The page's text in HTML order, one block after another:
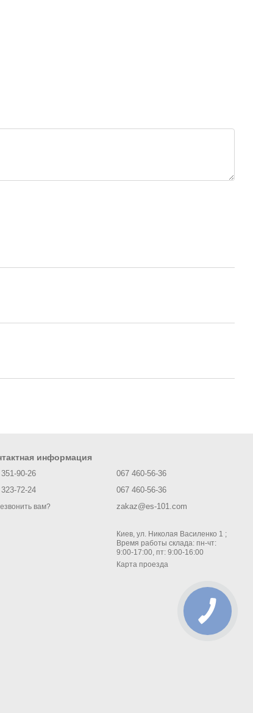
информация
90-26
72-24
вам?
067 460-56-36
067 460-56-36
zakaz@es-101.com
Киев, ул. Николая Василенко 1 ;
Время работы склада: пн-чт:
9:00-17:00, пт: 9:00-16:00
Карта проезда